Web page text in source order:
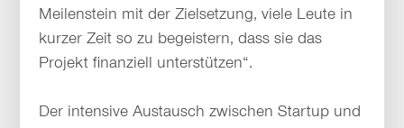
Meilenstein mit der Zielsetzung, viele Leute in
kurzer Zeit so zu begeistern, dass sie das
Projekt finanziell unterstützen“.
Der intensive Austausch zwischen Startup und